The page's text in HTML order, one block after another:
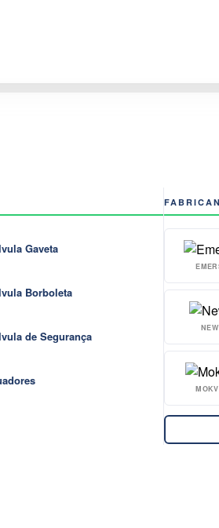
Gaveta
Borboleta
de Segurança